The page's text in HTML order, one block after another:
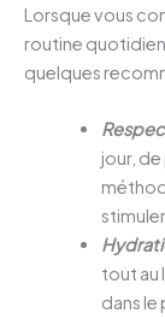
Lorsque vous
routine
quelques
jour,
tout au
dans